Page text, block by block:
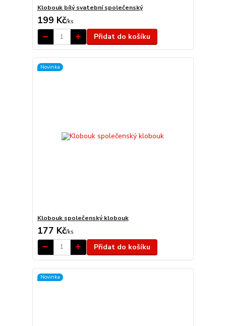
Klobouk bílý svatební společenský
199 Kč/ks
Přidat do košíku
Novinka
Klobouk společenský klobouk
177 Kč/ks
Přidat do košíku
Novinka